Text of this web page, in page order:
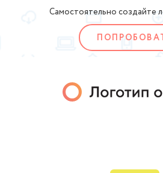
Самостоятельно создайте